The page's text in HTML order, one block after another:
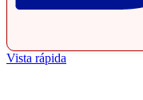
Vista rápida